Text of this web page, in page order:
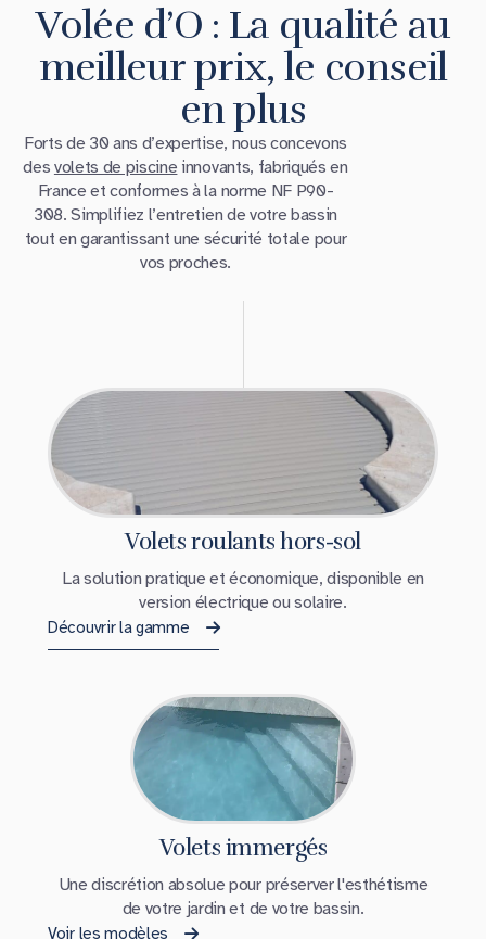
Volée d’O : La qualité au
meilleur prix, le conseil
en plus
Forts de 30 ans d’expertise, nous concevons
des volets de piscine innovants, fabriqués en
France et conformes à la norme NF P90-
308. Simplifiez l’entretien de votre bassin
tout en garantissant une sécurité totale pour
vos proches.
Volets roulants hors-sol
La solution pratique et économique, disponible en
version électrique ou solaire.
Découvrir la gamme
Volets immergés
Une discrétion absolue pour préserver l'esthétisme
de votre jardin et de votre bassin.
Voir les modèles